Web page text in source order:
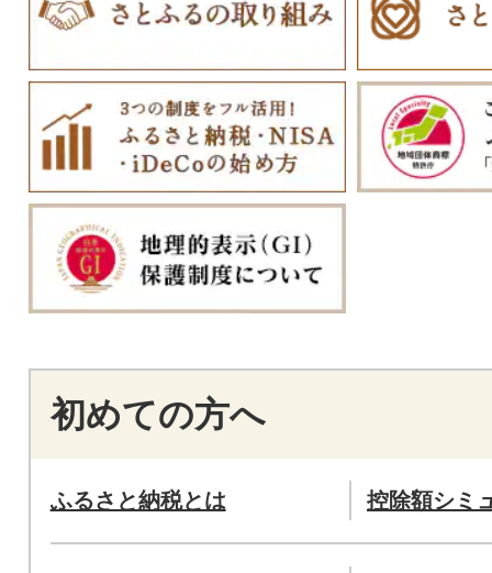
初めての方へ
ふるさと納税とは 控除額シミ